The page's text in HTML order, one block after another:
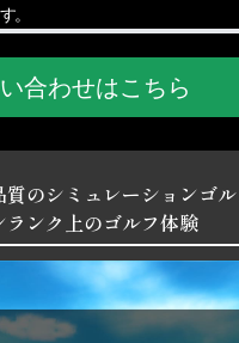
。
合わせはこちら
のシミュレーションゴ
ランク上のゴルフ体験